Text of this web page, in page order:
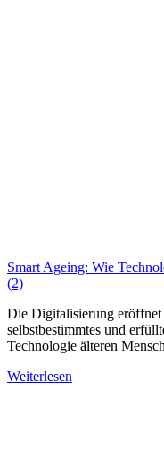
Smart Ageing: Wie
(2)
Die Digitalisierung
selbstbestimmtes und
Technologie älteren
Weiterlesen